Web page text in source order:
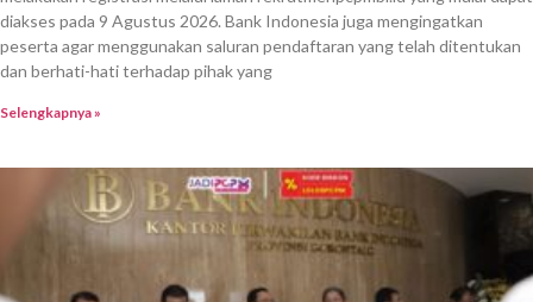
diakses pada 9 Agustus 2026. Bank Indonesia juga mengingatkan
peserta agar menggunakan saluran pendaftaran yang telah ditentukan
dan berhati-hati terhadap pihak yang
Selengkapnya »